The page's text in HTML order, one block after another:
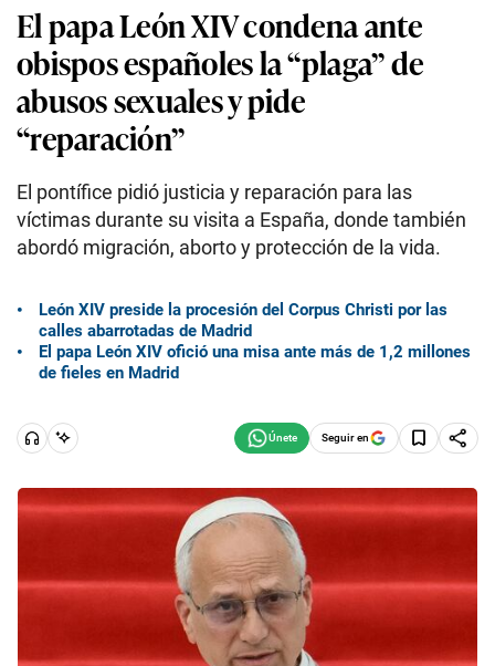
El papa León XIV condena ante
obispos españoles la “plaga” de
abusos sexuales y pide
“reparación”
El pontífice pidió justicia y reparación para las
víctimas durante su visita a España, donde también
abordó migración, aborto y protección de la vida.
León XIV preside la procesión del Corpus Christi por las
calles abarrotadas de Madrid
El papa León XIV ofició una misa ante más de 1,2 millones
de fieles en Madrid
Seguir en